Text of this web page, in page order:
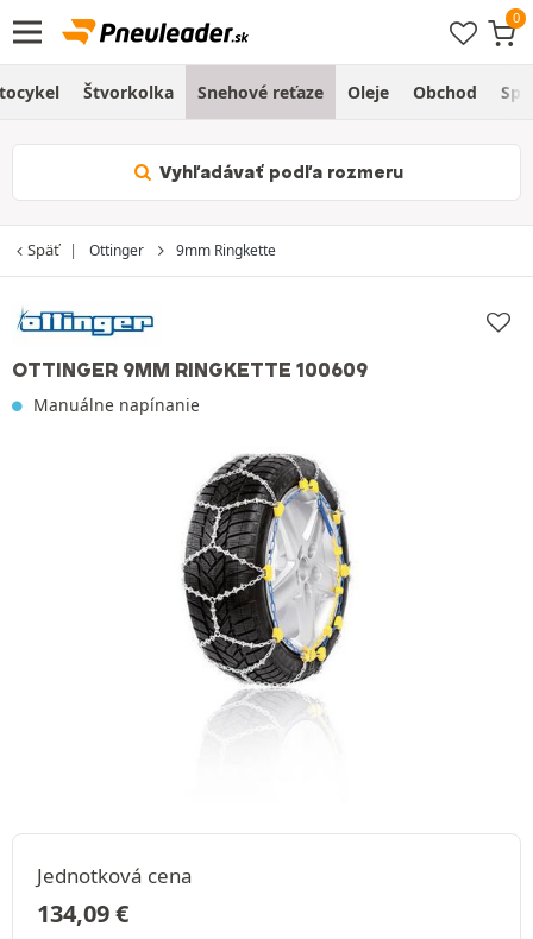
Štvorkolka Snehové reťaze Oleje Obchod
Vyhľadávať podľa rozmeru
Späť Ottinger 9mm Ringkette
OTTINGER 9MM RINGKETTE 100609
Manuálne napínanie
Jednotková cena
134,09€